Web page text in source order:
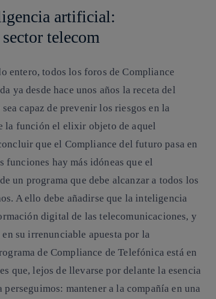
artificial:
telecom
entero, todos los foros de Compliance
ya desde hace unos años la receta del
capaz de prevenir los riesgos en la
la función el elixir objeto de aquel
que el Compliance del futuro pasa en
funciones hay más idóneas que el
un programa que debe alcanzar a todos los
A ello debe añadirse que la inteligencia
digital de las telecomunicaciones, y
su irrenunciable apuesta por la
de Compliance de Telefónica está en
que, lejos de llevarse por delante la esencia
mantener a la compañía en una